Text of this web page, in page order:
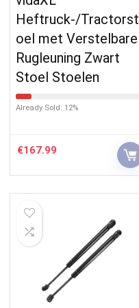
Heftruck-/Tractorst
oel met Verstelbare
Rugleuning Zwart
Stoel Stoelen
Already Sold: 12%
€167.99